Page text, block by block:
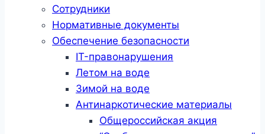
Сотрудники
Нормативные документы
Обеспечение безопасности
IT-правонарушения
Летом на воде
Зимой на воде
Антинаркотические материалы
Общероссийская акция